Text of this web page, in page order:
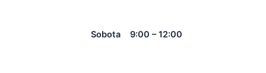
Sobota 9:00 – 12:00